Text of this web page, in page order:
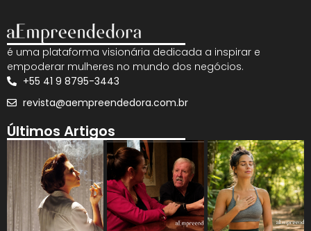
é uma plataforma visionária dedicada a inspirar e
empoderar mulheres no mundo dos negócios.
+55 41 9 8795-3443
revista@aempreendedora.com.br
Últimos Artigos